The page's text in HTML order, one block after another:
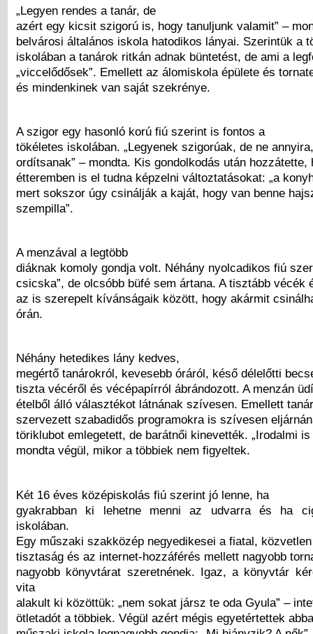
„Legyen rendes a tanár, de
azért egy kicsit szigorú is, hogy tanuljunk valamit” –
belvárosi általános iskola hatodikos lányai. Szerintük a
iskolában a tanárok ritkán adnak büntetést, de ami a
„viccelődősek”. Emellett az álomiskola épülete és
és mindenkinek van saját szekrénye.
A szigor egy hasonló korú fiú szerint is fontos a
tökéletes iskolában. „Legyenek szigorúak, de ne
ordítsanak” – mondta. Kis gondolkodás után hozzátette,
étteremben is el tudna képzelni változtatásokat: „a
mert sokszor úgy csinálják a kaját, hogy van benne
szempilla”.
A menzával a legtöbb
diáknak komoly gondja volt. Néhány nyolcadikos fiú
csicska”, de olcsóbb büfé sem ártana. A tisztább vécék
az is szerepelt kívánságaik között, hogy akármit
órán.
Néhány hetedikes lány kedves,
megértő tanárokról, kevesebb óráról, késő délelőtti
tiszta vécéről és vécépapírról ábrándozott. A menzán
ételből álló választékot látnának szívesen. Emellett
szervezett szabadidős programokra is szívesen
töriklubot emlegetett, de barátnői kinevették. „Irodalmi is
mondta végül, mikor a többiek nem figyeltek.
Két 16 éves középiskolás fiú szerint jó lenne, ha
gyakrabban ki lehetne menni az udvarra és ha
iskolában.
Egy műszaki szakközép negyedikesei a fiatal,
tisztaság és az internet-hozzáférés mellett nagyobb
nagyobb könyvtárat szeretnének. Igaz, a könyvtár
vita
alakult ki közöttük: „nem sokat jársz te oda Gyula” –
ötletadót a többiek. Végül azért mégis egyetértettek